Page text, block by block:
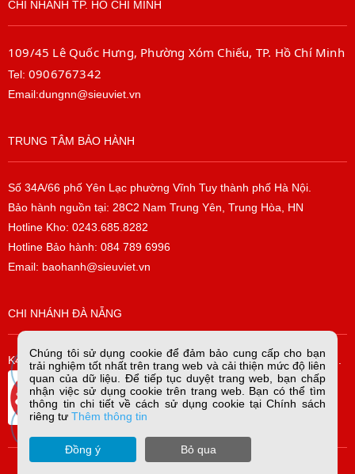
CHI NHÁNH TP. HỒ CHÍ MINH
109/45 Lê Quốc Hưng, Phường Xóm Chiếu, TP. Hồ Chí Minh
Tel: 0906767342
Email:dungnn@sieuviet.vn
TRUNG TÂM BẢO HÀNH
Số 34A/66 phố Yên Lạc phường Vĩnh Tuy thành phố Hà Nội.
Bảo hành nguồn tại: 28C2 Nam Trung Yên, Trung Hòa, HN
Hotline Kho: 0243.685.8282
Hotline Bảo hành: 084 789 6996
Email: baohanh@sieuviet.vn
CHI NHÁNH ĐÀ NẴNG
K42/H2/14 Tiểu La, P. Hòa Cường Bắc, Q. Hải Châu, TP. Đà Nẵng.
copyright sieuviet.vn
Chúng tôi sử dụng cookie để đảm bảo cung cấp cho bạn
trải nghiệm tốt nhất trên trang web và cải thiện mức độ liên
quan của dữ liệu. Để tiếp tục duyệt trang web, bạn chấp
nhận việc sử dụng cookie trên trang web. Bạn có thể tìm
thông tin chi tiết về cách sử dụng cookie tại Chính sách
riêng tưThêm thông tin
Đồng ý Bỏ qua